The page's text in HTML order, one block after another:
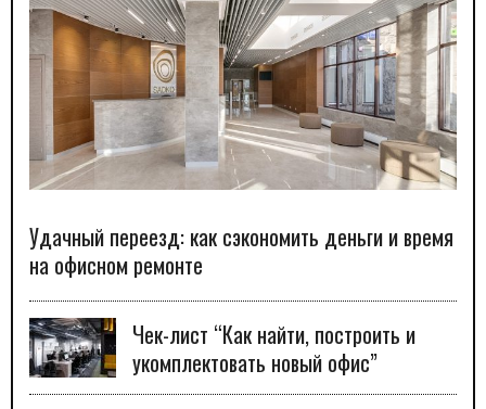
Удачный переезд: как сэкономить деньги и время
на офисном ремонте
Чек-лист “Как найти, построить и
укомплектовать новый офис”